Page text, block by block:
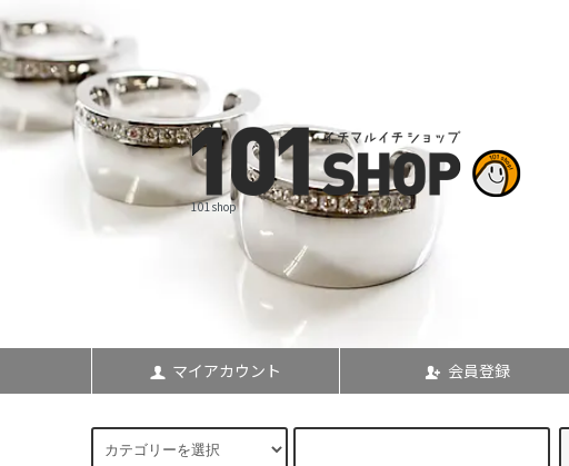
101shop
マイアカウント 会員登録